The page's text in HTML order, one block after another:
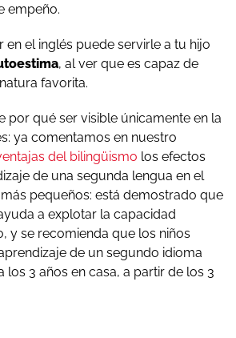
empeño.
en el inglés puede servirle a tu hijo
, al ver que es capaz de
favorita.
por qué ser visible únicamente en la
ya comentamos en nuestro
del bilingüismo los efectos
de una segunda lengua en el
pequeños: está demostrado que
a explotar la capacidad
y se recomienda que los niños
de un segundo idioma
los 3 años en casa, a partir de los 3